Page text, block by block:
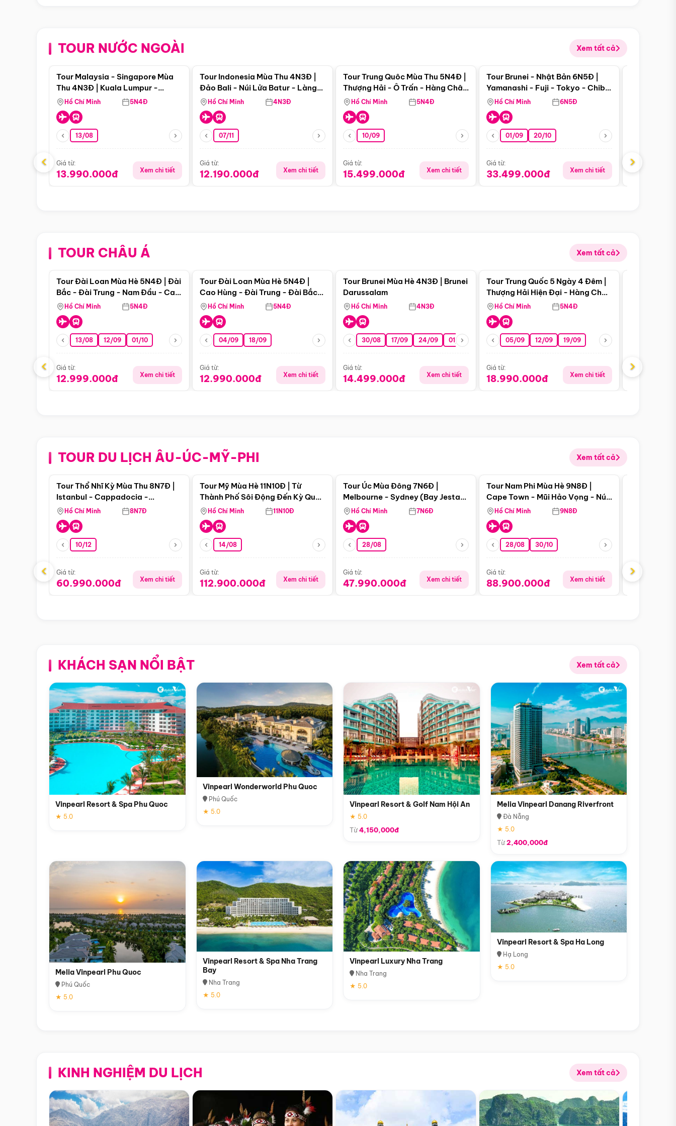
TOUR NƯỚC NGOÀI Xem tất cả
Điểm nổi bật
Tour Malaysia - Singapore Mùa
Thu 4N3Đ | Kuala Lumpur -
Malacca - Johor Baru -
Singapore
Hồ Chí Minh 5N4Đ
13/08
Giá từ:
13.990.000đ Xem chi tiết
Tour Indonesia Mùa Thu 4N3Đ |
Đảo Bali - Núi Lửa Batur - Làng
Penglipuran
Hồ Chí Minh 4N3Đ
07/11
Giá từ:
12.190.000đ Xem chi tiết
Tour Trung Quôc Mùa Thu 5N4Đ |
Thượng Hải - Ô Trấn - Hàng Châu
(Tour Không Shopping)
Hồ Chí Minh 5N4Đ
10/09
Giá từ:
15.499.000đ Xem chi tiết
Điểm nổi bật
Tour Brunei - Nhật Bản 6N5Đ |
Yamanashi - Fuji - Tokyo - Chiba
- Freeday
Hồ Chí Minh 6N5Đ
01/09 20/10
Giá từ:
33.499.000đ Xem chi tiết
Giá từ:
‹ ›
TOUR CHÂU Á Xem tất cả
Điểm nổi bật
Tour Đài Loan Mùa Hè 5N4Đ | Đài
Bắc - Đài Trung - Nam Đầu - Cao
Hùng ( Bay Vn)
Hồ Chí Minh 5N4Đ
13/08 12/09 01/10
Giá từ:
12.999.000đ Xem chi tiết
Tour Đài Loan Mùa Hè 5N4Đ |
Cao Hùng - Đài Trung - Đài Bắc
(Bay Vj)
Hồ Chí Minh 5N4Đ
04/09 18/09
Giá từ:
12.990.000đ Xem chi tiết
Tour Brunei Mùa Hè 4N3Đ | Brunei
Darussalam
Hồ Chí Minh 4N3Đ
30/08 17/09 24/09 01/10 15/10 29/10
Giá từ:
14.499.000đ Xem chi tiết
Điểm nổi bật
Tour Trung Quốc 5 Ngày 4 Đêm |
Thượng Hải Hiện Đại - Hàng Châu
Nên Thơ - Ô Trấn Cổ Kính
Hồ Chí Minh 5N4Đ
05/09 12/09 19/09
Giá từ:
18.990.000đ Xem chi tiết
Giá từ:
‹ ›
TOUR DU LỊCH ÂU-ÚC-MỸ-PHI Xem tất cả
Điểm nổi bật
Tour Thổ Nhĩ Kỳ Mùa Thu 8N7Đ |
Istanbul - Cappadocia -
Pamukkale
Hồ Chí Minh 8N7Đ
10/12
Giá từ:
60.990.000đ Xem chi tiết
Tour Mỹ Mùa Hè 11N10Đ | Từ
Thành Phố Sôi Động Đến Kỳ Quan
Thiên Nhiên Mỹ
Hồ Chí Minh 11N10Đ
14/08
Giá từ:
112.900.000đ Xem chi tiết
Tour Úc Mùa Đông 7N6Đ |
Melbourne - Sydney (Bay Jestar
Airways)
Hồ Chí Minh 7N6Đ
28/08
Giá từ:
47.990.000đ Xem chi tiết
Điểm nổi bật
Tour Nam Phi Mùa Hè 9N8Đ |
Cape Town - Mũi Hảo Vọng - Núi
Bàn - Johannesburg - Pretoria -
Safari - Lodge
Hồ Chí Minh 9N8Đ
28/08 30/10
Giá từ:
88.900.000đ Xem chi tiết
Giá từ:
‹ ›
KHÁCH SẠN NỔI BẬT Xem tất cả
Vinpearl Resort & Spa Phu Quoc
★ 5.0
Vinpearl Wonderworld Phu Quoc
Phú Quốc
★ 5.0
Vinpearl Resort & Golf Nam Hội An
★ 5.0
Từ4,150,000đ
Melia Vinpearl Danang Riverfront
Đà Nẵng
★ 5.0
Từ2,400,000đ
Melia Vinpearl Phu Quoc
Phú Quốc
★ 5.0
Vinpearl Resort & Spa Nha Trang
Bay
Nha Trang
★ 5.0
Vinpearl Luxury Nha Trang
Nha Trang
★ 5.0
Vinpearl Resort & Spa Ha Long
Hạ Long
★ 5.0
KINH NGHIỆM DU LỊCH Xem tất cả